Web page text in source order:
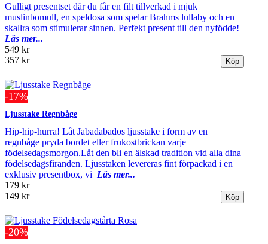
Gulligt presentset där du får en filt tillverkad i mjuk
muslinbomull, en speldosa som spelar Brahms lullaby och en
skallra som stimulerar sinnen. Perfekt present till den nyfödde!
Läs mer...
549 kr
357 kr
-17%
Ljusstake Regnbåge
Hip-hip-hurra! Låt Jabadabados ljusstake i form av en
regnbåge pryda bordet eller frukostbrickan varje
födelsedagsmorgon.Låt den bli en älskad tradition vid alla dina
födelsedagsfiranden. Ljusstaken levereras fint förpackad i en
exklusiv presentbox, vi Läs mer...
179 kr
149 kr
-20%